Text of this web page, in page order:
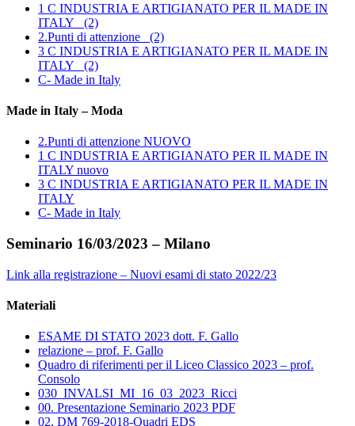
1 C INDUSTRIA E ARTIGIANATO PER IL MADE IN
ITALY_ (2)
2.Punti di attenzione_ (2)
3 C INDUSTRIA E ARTIGIANATO PER IL MADE IN
ITALY_ (2)
C- Made in Italy
Made in Italy – Moda
2.Punti di attenzione NUOVO
1 C INDUSTRIA E ARTIGIANATO PER IL MADE IN
ITALY nuovo
3 C INDUSTRIA E ARTIGIANATO PER IL MADE IN
ITALY
C- Made in Italy
Seminario 16/03/2023 – Milano
Link alla registrazione – Nuovi esami di stato 2022/23
Materiali
ESAME DI STATO 2023 dott. F. Gallo
relazione – prof. F. Gallo
Quadro di riferimenti per il Liceo Classico 2023 – prof.
Consolo
030_INVALSI_MI_16_03_2023_Ricci
00. Presentazione Seminario 2023 PDF
02. DM 769-2018-Quadri EDS